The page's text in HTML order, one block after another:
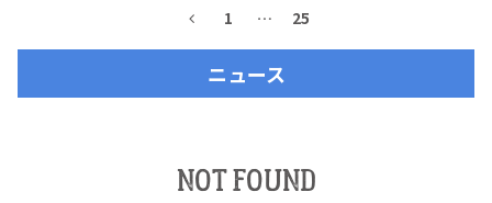
メキシコ旅行
トピックス
1 … 25
ニュース
NOT FOUND